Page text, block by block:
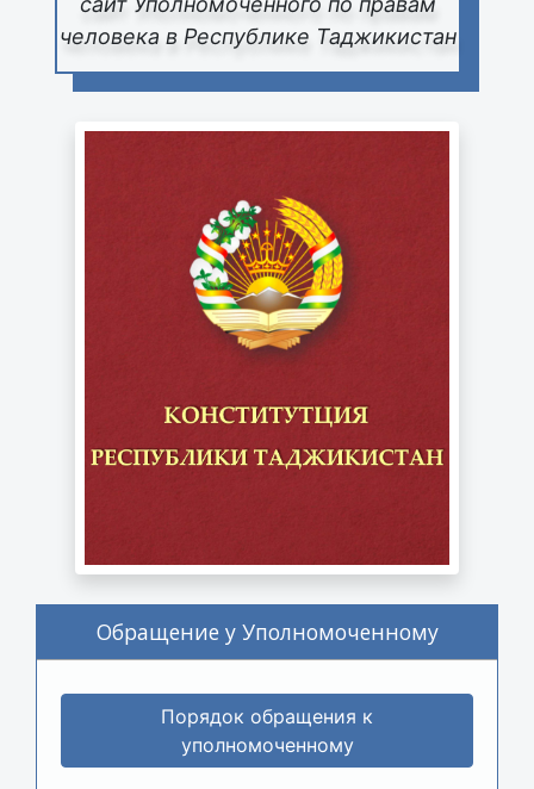
человека в Республике Таджикистан
Обращение у Уполномоченному
Порядок обращения к
уполномоченному